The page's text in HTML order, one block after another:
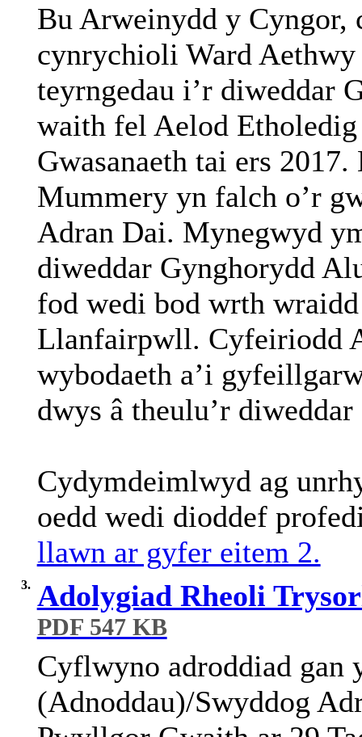
Bu Arweinydd y Cyngor,
cynrychioli Ward
teyrngedau i’r diweddar
waith fel Aelod
Gwasanaeth tai ers
Mummery yn falch o’r
Adran Dai. Mynegwyd
diweddar Gynghorydd
fod wedi bod wrth
Llanfairpwll. Cyfeiriodd
wybodaeth a’i
dwys â theulu’r
Cydymdeimlwyd ag
oedd wedi dioddef
llawn ar gyfer eitem 2.
3. Adolygiad Rheoli
PDF 547 KB
Cyflwyno adroddiad gan
(Adnoddau)/Swyddog